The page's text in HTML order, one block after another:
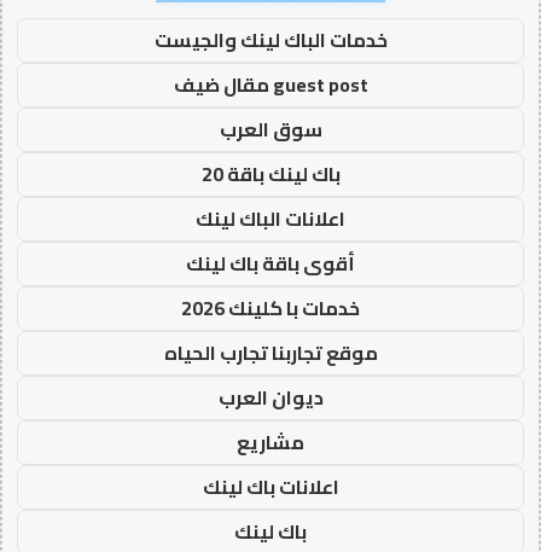
خدمات الباك لينك والجيست
guest post مقال ضيف
سوق العرب
باك لينك باقة 20
اعلانات الباك لينك
أقوى باقة باك لينك
خدمات با كلينك 2026
موقع تجاربنا تجارب الحياه
ديوان العرب
مشاريع
اعلانات باك لينك
باك لينك